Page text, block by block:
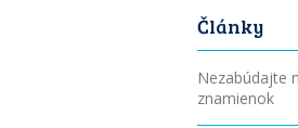
Články
Nezabúdajte
znamienok